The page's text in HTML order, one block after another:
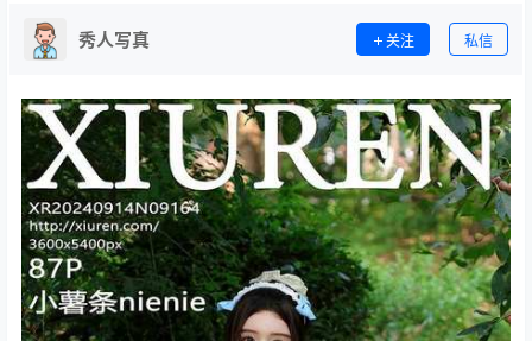
秀人写真 关注 私信